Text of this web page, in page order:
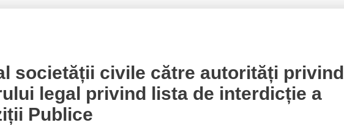
societății civile către autorități privind
legal privind lista de interdicție a
Publice